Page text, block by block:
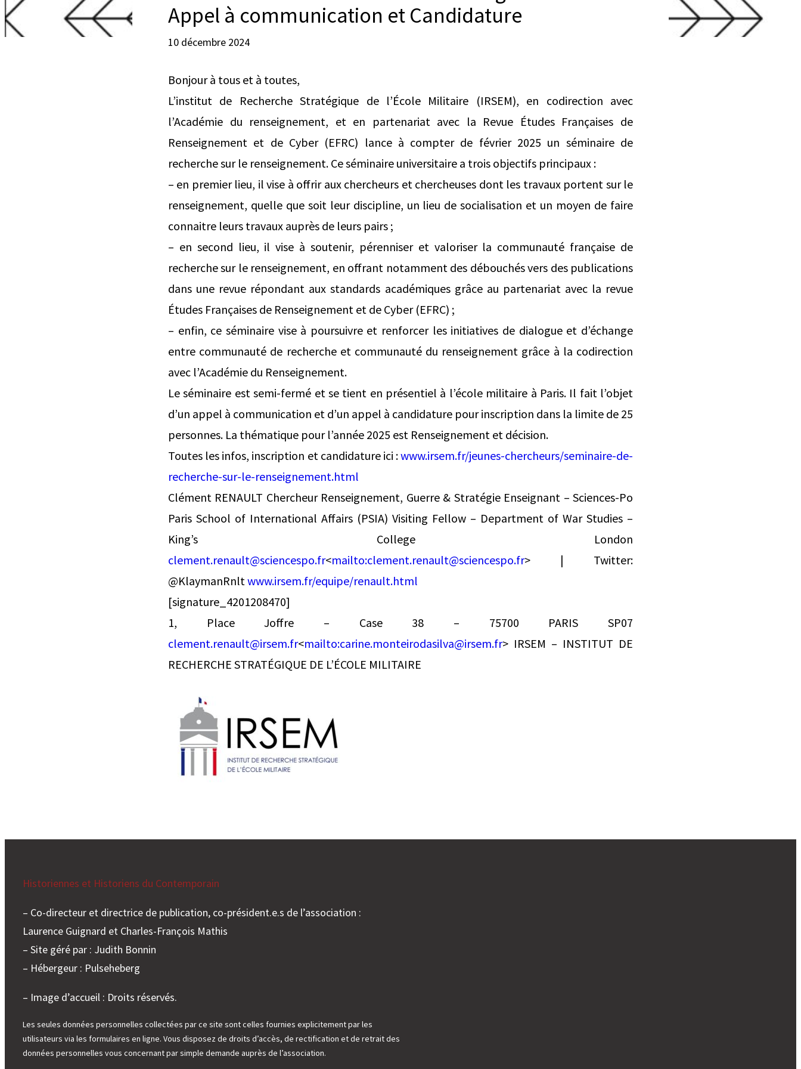
Appel à communication et Candidature
10 décembre 2024
Bonjour à tous et à toutes,
L’institut de Recherche Stratégique de l’École Militaire (IRSEM), en codirection avec
l’Académie du renseignement, et en partenariat avec la Revue Études Françaises de
Renseignement et de Cyber (EFRC) lance à compter de février 2025 un séminaire de
recherche sur le renseignement. Ce séminaire universitaire a trois objectifs principaux :
– en premier lieu, il vise à offrir aux chercheurs et chercheuses dont les travaux portent sur le
renseignement, quelle que soit leur discipline, un lieu de socialisation et un moyen de faire
connaitre leurs travaux auprès de leurs pairs ;
– en second lieu, il vise à soutenir, pérenniser et valoriser la communauté française de
recherche sur le renseignement, en offrant notamment des débouchés vers des publications
dans une revue répondant aux standards académiques grâce au partenariat avec la revue
Études Françaises de Renseignement et de Cyber (EFRC) ;
– enfin, ce séminaire vise à poursuivre et renforcer les initiatives de dialogue et d’échange
entre communauté de recherche et communauté du renseignement grâce à la codirection
avec l’Académie du Renseignement.
Le séminaire est semi-fermé et se tient en présentiel à l’école militaire à Paris. Il fait l’objet
d’un appel à communication et d’un appel à candidature pour inscription dans la limite de 25
personnes. La thématique pour l’année 2025 est Renseignement et décision.
Toutes les infos, inscription et candidature ici :www.irsem.fr/jeunes-chercheurs/seminaire-de-
recherche-sur-le-renseignement.html
Clément RENAULT Chercheur Renseignement, Guerre & Stratégie Enseignant – Sciences-Po
Paris School of International Affairs (PSIA) Visiting Fellow – Department of War Studies –
King’s College London
clement.renault@sciencespo.fr<mailto:clement.renault@sciencespo.fr> | Twitter:
@KlaymanRnltwww.irsem.fr/equipe/renault.html
[signature_4201208470]
1, Place Joffre – Case 38 – 75700 PARIS SP07
clement.renault@irsem.fr<mailto:carine.monteirodasilva@irsem.fr> IRSEM – INSTITUT DE
RECHERCHE STRATÉGIQUE DE L’ÉCOLE MILITAIRE
Historiennes et Historiens du Contemporain
– Co-directeur et directrice de publication, co-président.e.s de l’association :
Laurence Guignard et Charles-François Mathis
– Site géré par : Judith Bonnin
– Hébergeur : Pulseheberg
– Image d’accueil : Droits réservés.
Les seules données personnelles collectées par ce site sont celles fournies explicitement par les
utilisateurs via les formulaires en ligne. Vous disposez de droits d’accès, de rectification et de retrait des
données personnelles vous concernant par simple demande auprès de l’association.